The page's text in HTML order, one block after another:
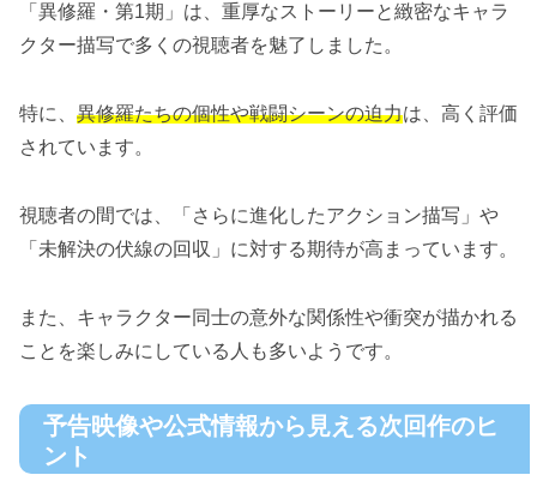
「異修羅・第1期」は、重厚なストーリーと緻密なキャラ
クター描写で多くの視聴者を魅了しました。
特に、 異修羅たちの個性や戦闘シーンの迫力は、高く評価
されています。
視聴者の間では、「さらに進化したアクション描写」や
「未解決の伏線の回収」に対する期待が高まっています。
また、キャラクター同士の意外な関係性や衝突が描かれる
ことを楽しみにしている人も多いようです。
予告映像や公式情報から見える次回作のヒ
ント